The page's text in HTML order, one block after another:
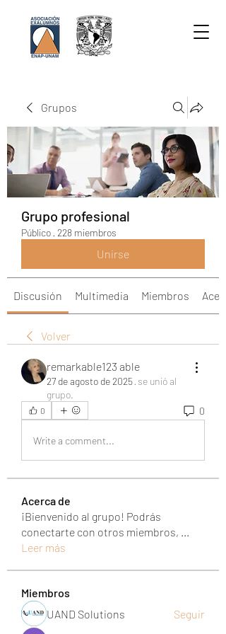
Grupos
Grupo profesional
Público · 228 miembros
Unirse
Discusión Multimedia Miembros
Volver
remarkable123 able
27 de agosto de 2025· se unió al
grupo.
0 0
Write a comment...
Acerca de
¡Bienvenido al grupo! Podrás
conectarte con otros miembros, ...
Leer más
Miembros
UAND Solutions
Seguir